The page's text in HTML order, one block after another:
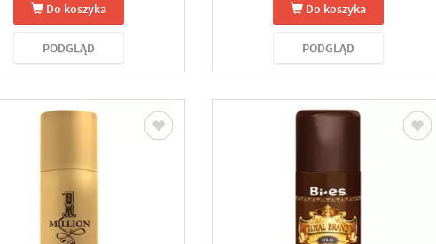
Do koszyka
PODGLĄD
Do koszyka
PODGLĄD